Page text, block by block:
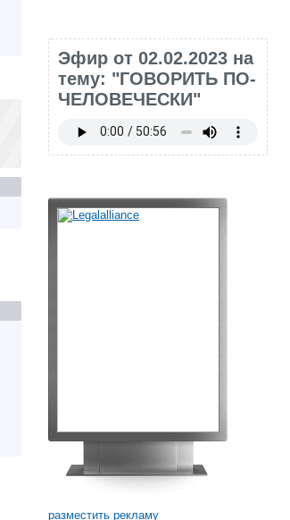
Эфир от 02.02.2023 на
тему: "ГОВОРИТЬ ПО-
ЧЕЛОВЕЧЕСКИ"
разместить рекламу